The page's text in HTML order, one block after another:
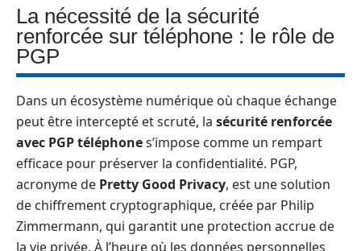
La nécessité de la sécurité
renforcée sur téléphone : le rôle de
PGP
Dans un écosystème numérique où chaque échange
peut être intercepté et scruté, la sécurité renforcée
avec PGP téléphones’impose comme un rempart
efficace pour préserver la confidentialité. PGP,
acronyme de Pretty Good Privacy, est une solution
de chiffrement cryptographique, créée par Philip
Zimmermann, qui garantit une protection accrue de
la vie privée. À l’heure où les données personnelles